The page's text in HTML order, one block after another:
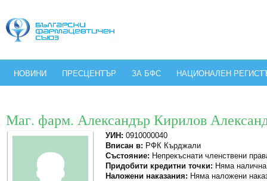
НОВИНИ ПРЕСЦЕНТЪР ЗА БФС НАЦИОНАЛЕН
Маг. фарм. Александър Кирилов
УИН: 0910000040
Вписан в: РФК Кърджали
Състояние: Непрекъснати членствени
Придобити кредитни точки: Няма
Наложени наказания: Няма наложени